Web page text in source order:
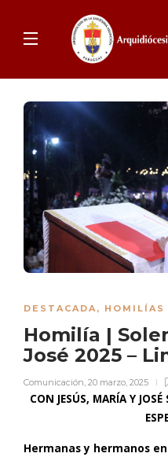
DESTACADA, HOMILÍAS
Homilía |
José 2025 –
Comunicación, 20 marzo, 2025
CON JESÚS, MARÍA Y JOSÉ
Hermanas y hermanos